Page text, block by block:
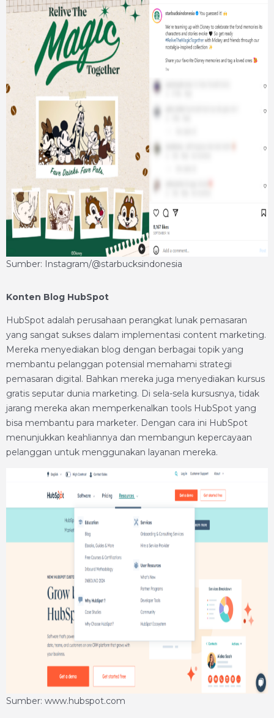
Sumber: Instagram/@starbucksindonesia
Konten Blog HubSpot
HubSpot adalah perusahaan perangkat lunak pemasaran
yang sangat sukses dalam implementasi content marketing.
Mereka menyediakan blog dengan berbagai topik yang
membantu pelanggan potensial memahami strategi
pemasaran digital. Bahkan mereka juga menyediakan kursus
gratis seputar dunia marketing. Di sela-sela kursusnya, tidak
jarang mereka akan memperkenalkan tools HubSpot yang
bisa membantu para marketer. Dengan cara ini HubSpot
menunjukkan keahliannya dan membangun kepercayaan
pelanggan untuk menggunakan layanan mereka.
Sumber: www.hubspot.com